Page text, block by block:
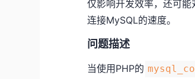
仅影响开发效率，还可
连接MySQL的速度。
问题描述
当使用PHP的​